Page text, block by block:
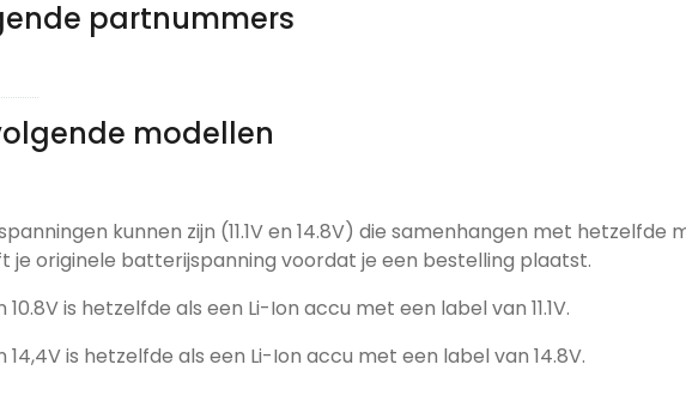
partnummers
modellen
kunnen zijn (11.1V en 14.8V) die samenhangen met
originele batterijspanning voordat je een bestelling plaatst.
is hetzelfde als een Li-Ion accu met een label van 11.1V.
is hetzelfde als een Li-Ion accu met een label van 14.8V.